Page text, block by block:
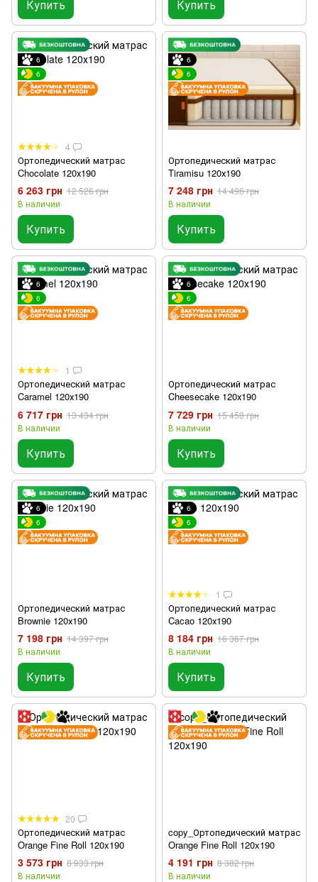
Купить Купить
6
6
4
Ортопедический матрас
Chocolate 120х190
6 263 грн 12 526 грн
В наличии
Купить
6
6
Ортопедический матрас
Tiramisu 120х190
7 248 грн 14 496 грн
В наличии
Купить
6
6
1
Ортопедический матрас
Caramel 120х190
6 717 грн 13 434 грн
В наличии
Купить
6
6
Ортопедический матрас
Cheesecake 120х190
7 729 грн 15 458 грн
В наличии
Купить
6
6
Ортопедический матрас
Brownie 120х190
7 198 грн 14 397 грн
В наличии
Купить
6
6
1
Ортопедический матрас
Cacao 120х190
8 184 грн 16 367 грн
В наличии
Купить
20
Ортопедический матрас
Orange Fine Roll 120x190
3 573 грн 8 933 грн
В наличии
copy_Ортопедический матрас
Orange Fine Roll 120x190
4 191 грн 8 382 грн
В наличии